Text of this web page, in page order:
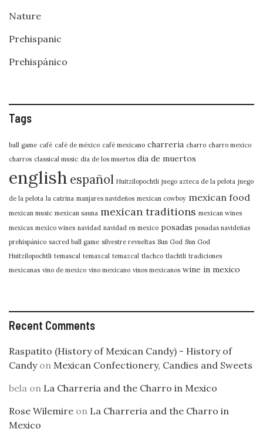
Nature
Prehispanic
Prehispánico
Tags
ball game café café de méxico café mexicano charreria charro charro mexico
charros classical music dia de los muertos dia de muertos
english español Huitzilopochtli juego azteca de la pelota juego
de la pelota la catrina manjares navideños mexican cowboy mexican food
mexican music mexican sauna mexican traditions mexican wines
mexicas mexico wines navidad navidad en mexico posadas posadas navideñas
prehispánico sacred ball game silvestre revueltas Sun God Sun God
Huitzilopochtli temascal temaxcal temazcal tlachco tlachtli tradiciones
mexicanas vino de mexico vino mexicano vinos mexicanos wine in mexico
Recent Comments
Raspatito (History of Mexican Candy) - History of
Candyon Mexican Confectionery, Candies and Sweets
bela on La Charreria and the Charro in Mexico
Rose Wilemire on La Charreria and the Charro in
Mexico